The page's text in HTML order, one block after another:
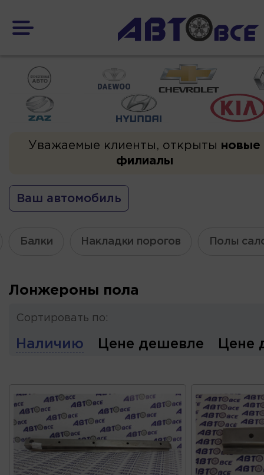
Уважаемые клиенты, открыты новые
филиалы
Ваш автомобиль
Балки Накладки порогов Полы
Лонжероны пола
Сортировать по:
Наличию Цене дешевле Цене